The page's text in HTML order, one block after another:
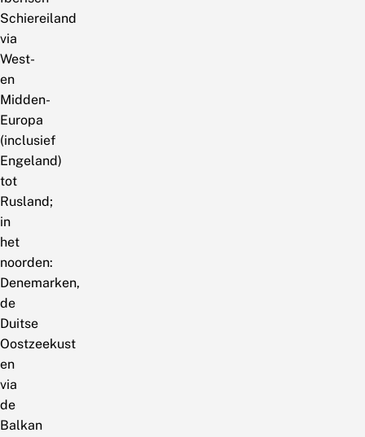
Schiereiland
via
West-
en
Midden-
Europa
(inclusief
Engeland)
tot
Rusland;
in
het
noorden:
Denemarken,
de
Duitse
Oostzeekust
en
via
de
Balkan